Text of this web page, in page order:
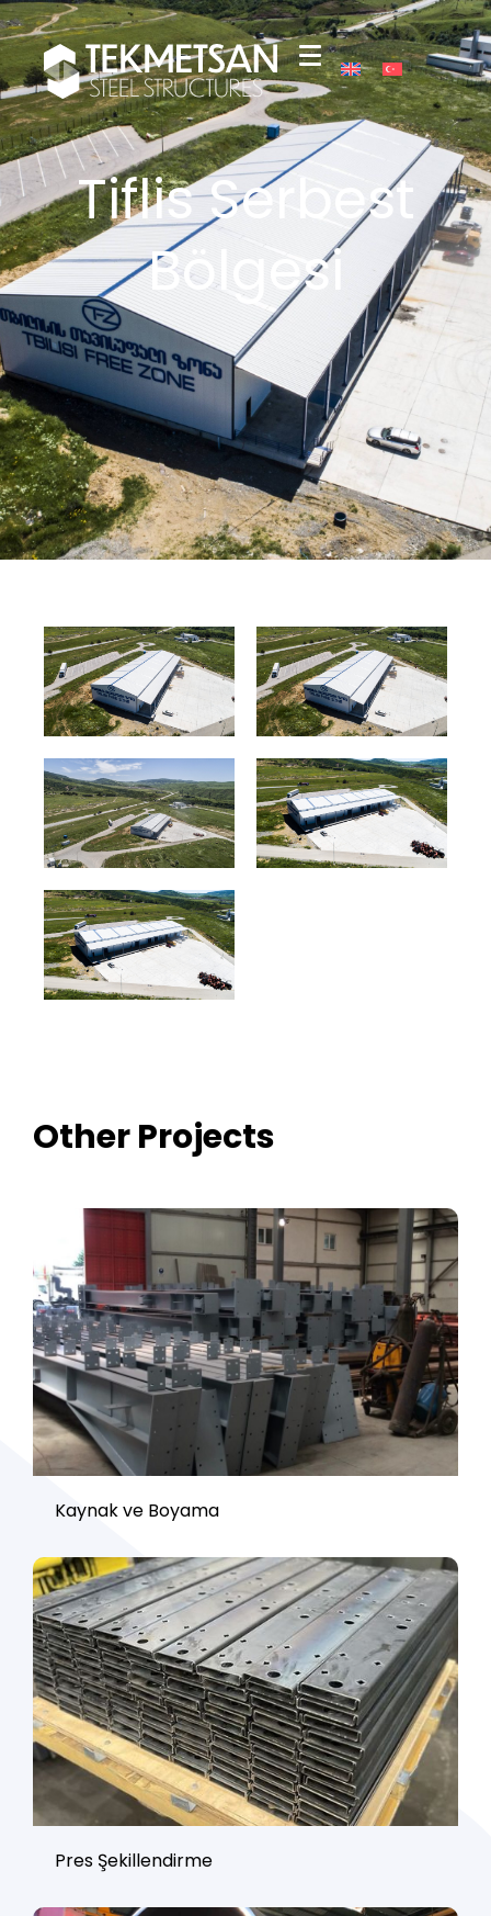
Tiflis Serbest
Bölgesi
Other Projects
Kaynak ve Boyama
Pres Şekillendirme